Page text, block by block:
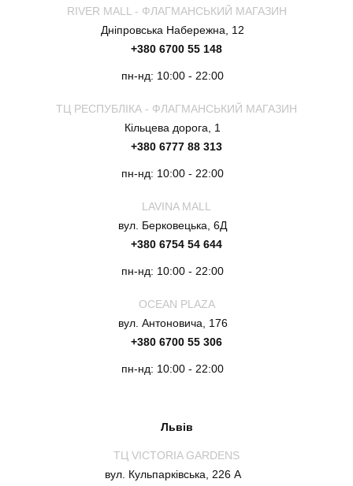
RIVER MALL - ФЛАГМАНСЬКИЙ МАГАЗИН
Дніпровська Набережна, 12
+380 6700 55 148
пн-нд: 10:00 - 22:00
ТЦ РЕСПУБЛІКА - ФЛАГМАНСЬКИЙ МАГАЗИН
Кільцева дорога, 1
+380 6777 88 313
пн-нд: 10:00 - 22:00
LAVINA MALL
вул. Берковецька, 6Д
+380 6754 54 644
пн-нд: 10:00 - 22:00
OCEAN PLAZA
вул. Антоновича, 176
+380 6700 55 306
пн-нд: 10:00 - 22:00
Львів
ТЦ VICTORIA GARDENS
вул. Кульпарківська, 226 А